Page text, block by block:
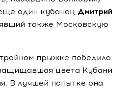
один кубанец Дмитрий
также Московскую
прыжке победила
цвета Кубани
В лучшей попытке она